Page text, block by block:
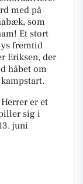
med på
som
Et stort
fremtid
Eriksen, der
håbet om
er et
sig i
juni